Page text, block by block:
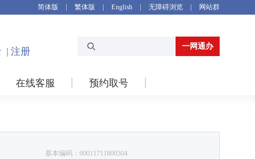
简体版 繁体版 English 无障碍浏览 网站群
一网通办
在线客服 预约取号
基本编码：00011711800304